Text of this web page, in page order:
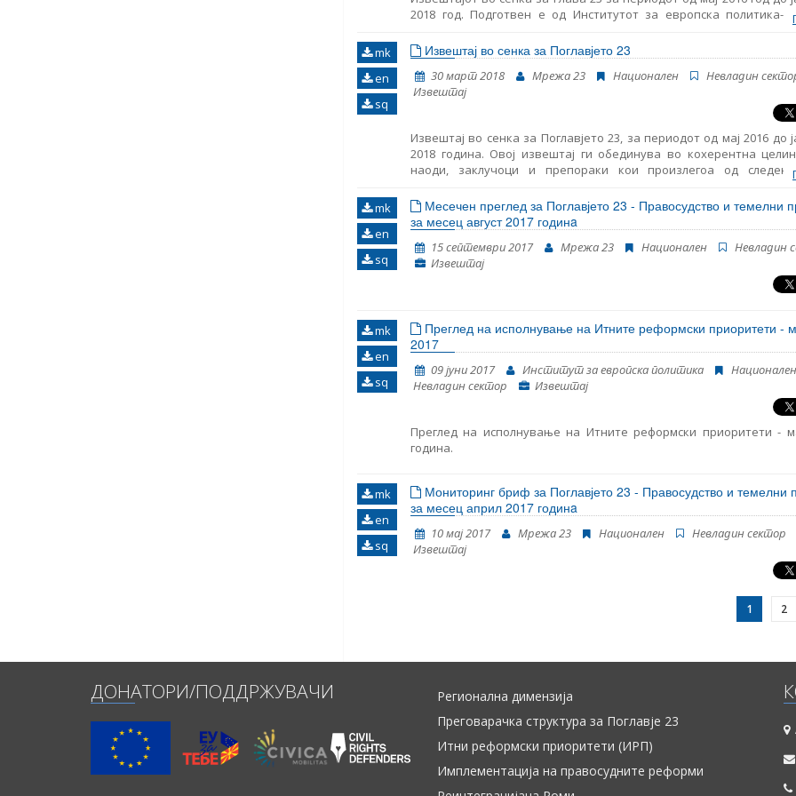
2019 година. Овој извештај ја следи структурата на
2018 год. Подготвен е од Институтот за европска политика-
Хелсиншкиот комитет за човекови права. Прегледот
различни периоди: - период пред предвремените
избори на 11 декември 2016 година, - транзицискиот период по
и пред формирањето на новата Влада на 31 мај 2017 година и -
изборот на новата Влада до крајот на јануари 2018 година.
презентира клучните случувања во анализираниот период
препораки за политиките во секоја од областите од Поглавје
детална анализа на сите области, ве молиме погледнете го
во сенка.
mk
en
sq
Извештај во сенка за Поглавјето 23
30 март 2018 Мрежа 23 Национален
Невладин
Извештај
Извештај во сенка за Поглавјето 23, за периодот од мај 2016 до
2018 година. Овој извештај ги обединува во кохерентна
наоди, заклучоци и препораки кои произлегоа од
областите структурирани во Поглавјето 23: правосудство, борба
корупција и темелни права. Ова е трет Извештај во сенка
страна на Мрежа 23 и истиот му претходи на новиот
напредокот на Република Македонија кој се очекува да биде
страна на Европската комисија во средината на април.
подготвен во рамките на проектот „Мрежа 23+“,
mk
en
sq
Месечен преглед за Поглавјето 23 - Правосудство и темелни
за месец август 2017 годинa
15 септември 2017 Мрежа 23 Национален
Невладин
Извештај
mk
en
sq
Преглед на исполнување на Итните реформски приоритети -
2017
09 јуни 2017 Институт за европска политика
Национален
Невладин сектор
Извештај
Преглед на исполнување на Итните реформски приоритети -
година.
mk
en
sq
Мониторинг бриф за Поглавјето 23 - Правосудство и темелни
за месец април 2017 годинa
10 мај 2017 Мрежа 23 Национален
Невладин сектор
Извештај
1 2
ДОНАТОРИ/ПОДДРЖУВАЧИ
Регионална димензија
Преговарачка структура за Поглавје 23
Итни реформски приоритети (ИРП)
Имплементација на правосудните реформи